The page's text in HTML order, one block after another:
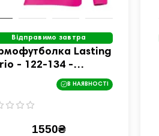
Відправимо завтра
Lasting
- 122-134 -
В НАЯВНОСТІ
1550₴